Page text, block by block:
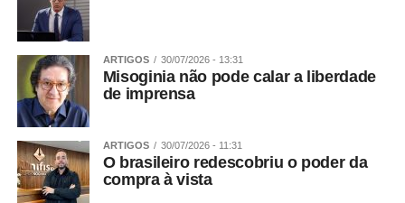
academia, governos e empresas em todo país para
combater a degradação socioambiental e defender a vida
das pessoas e da natureza. Estamos conectados numa
rede interdependente que busca soluções urgentes para
a emergência climática.
WhatsApp
Facebook
Twitter
Messenger
LinkedIn
Share
ARTIGOS 30/07/2026 - 13:31
Misoginia não pode calar a liberdade
de imprensa
ARTIGOS 30/07/2026 - 11:31
O brasileiro redescobriu o poder da
compra à vista